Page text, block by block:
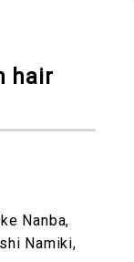
hair
Nanba,
Namiki,